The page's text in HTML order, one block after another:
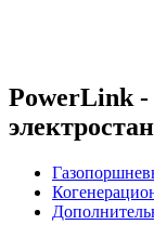
PowerLink -